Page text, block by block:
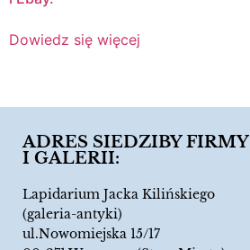
Dowiedz się więcej
ADRES SIEDZIBY FIRMY
I GALERII:
Lapidarium Jacka Kilińskiego
(galeria-antyki)
ul.Nowomiejska 15/17